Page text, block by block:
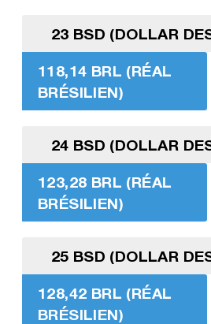
23 BSD (DOLLAR
118,14 BRL (RÉAL
BRÉSILIEN)
24 BSD (DOLLAR
123,28 BRL (RÉAL
BRÉSILIEN)
25 BSD (DOLLAR
128,42 BRL (RÉAL
BRÉSILIEN)